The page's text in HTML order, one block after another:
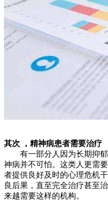
其次 ，精神病患者需要治疗
有一部分人因为长期抑郁
神病并不可怕。这类人更需
者提供良好及时的心理危机
良后果，直至完全治疗甚至
来越需要这样的机构。